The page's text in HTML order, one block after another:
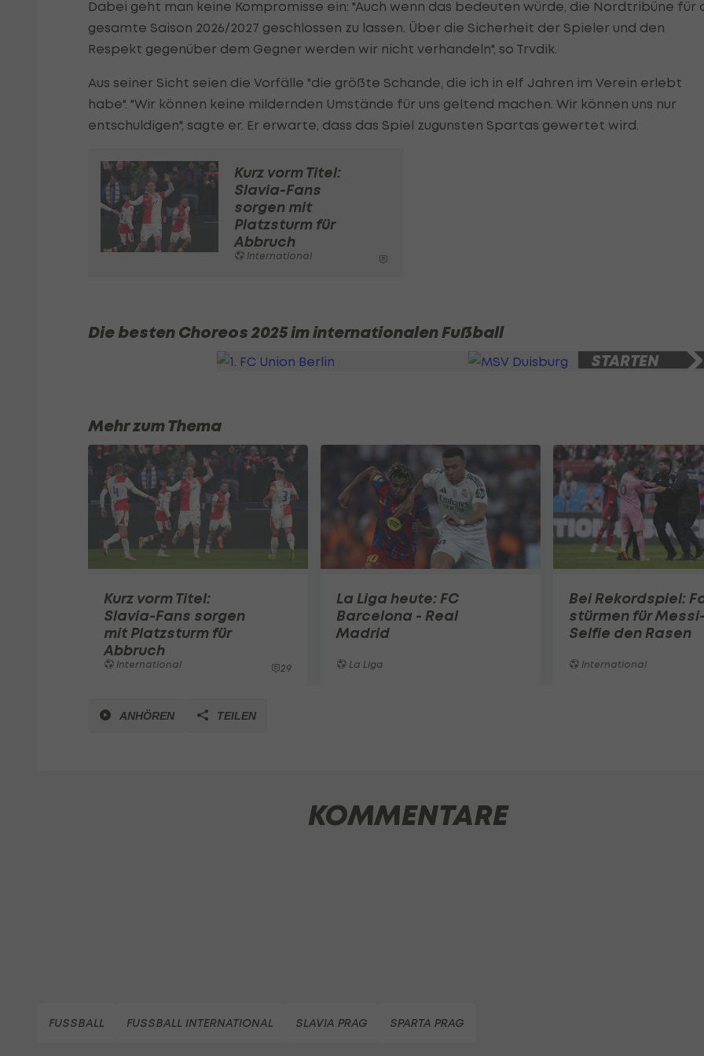
Dabei geht man keine Kompromisse ein: "Auch wenn das bedeuten würde, die Nordtribüne für
gesamte Saison 2026/2027 geschlossen zu lassen. Über die Sicherheit der Spieler und den
Respekt gegenüber dem Gegner werden wir nicht verhandeln", so Trvdik.
Aus seiner Sicht seien die Vorfälle "die größte Schande, die ich in elf Jahren im Verein erlebt
habe". "Wir können keine mildernden Umstände für uns geltend machen. Wir können uns nur
entschuldigen", sagte er. Er erwarte, dass das Spiel zugunsten Spartas gewertet wird.
Kurz vorm Titel:
Slavia-Fans
sorgen mit
Platzsturm für
Abbruch
International
Die besten Choreos 2025 im internationalen Fußball
STARTEN
Mehr zum Thema
Kurz vorm Titel:
Slavia-Fans sorgen
mit Platzsturm für
Abbruch
International 29
La Liga heute: FC
Barcelona - Real
Madrid
La Liga
Bei Rekordspiel:
stürmen für
Selfie den Rasen
International
ANHÖREN TEILEN
KOMMENTARE
FUSSBALL FUSSBALL INTERNATIONAL SLAVIA PRAG SPARTA PRAG